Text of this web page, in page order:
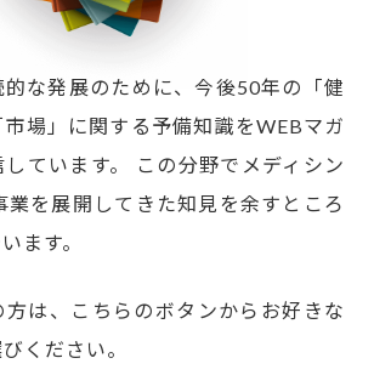
な発展のために、今後50年の「健
場」に関する予備知識をWEBマガ
ています。
この分野でメディシン
業を展開してきた知見を余すところ
ます。
方は、こちらのボタンからお好きな
ください。